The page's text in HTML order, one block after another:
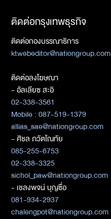
ติดต่อกรุงเทพธุรกิจ
ติดต่อกองบรรณาธิการ
ktwebeditor@nationgroup.com
ติดต่อลงโฆษณา
- อัลเลียซ สะอิ
02-338-3561
Mobile : 087-519-1379
allias_sae@nationgroup.com
- ศิชล ภวัตโณทัย
085-255-6753
02-338-3325
sichol_paw@nationgroup.com
- เชลงพจน์ บุญซื่อ
081-934-2937
chalengpot@nationgroup.com